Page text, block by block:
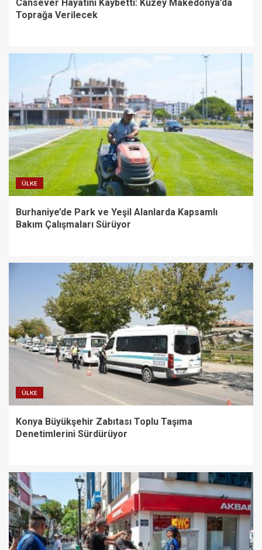
Cansever Hayatını Kaybetti: Kuzey Makedonya’da
Toprağa Verilecek
ÜLKE
Burhaniye’de Park ve Yeşil Alanlarda Kapsamlı
Bakım Çalışmaları Sürüyor
ÜLKE
Konya Büyükşehir Zabıtası Toplu Taşıma
Denetimlerini Sürdürüyor